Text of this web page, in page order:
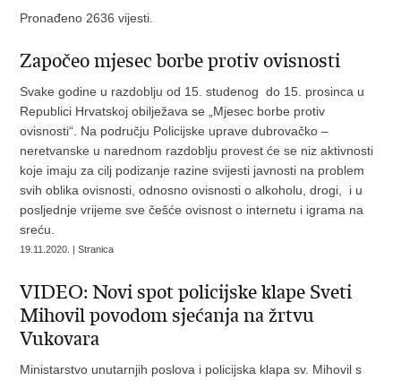
Pronađeno 2636 vijesti.
Započeo mjesec borbe protiv ovisnosti
Svake godine u razdoblju od 15. studenog do 15. prosinca u
Republici Hrvatskoj obilježava se „Mjesec borbe protiv
ovisnosti“. Na području Policijske uprave dubrovačko –
neretvanske u narednom razdoblju provest će se niz aktivnosti
koje imaju za cilj podizanje razine svijesti javnosti na problem
svih oblika ovisnosti, odnosno ovisnosti o alkoholu, drogi, i u
posljednje vrijeme sve češće ovisnost o internetu i igrama na
sreću.
19.11.2020. | Stranica
VIDEO: Novi spot policijske klape Sveti
Mihovil povodom sjećanja na žrtvu
Vukovara
Ministarstvo unutarnjih poslova i policijska klapa sv. Mihovil s